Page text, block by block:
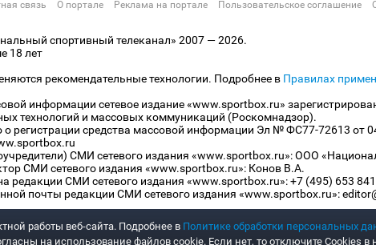
связь О портале Реклама на портале Пользовательское соглашение
спортивный телеканал» 2007 — 2026.
18 лет
рекомендательные технологии. Подробнее в Правилах
информации сетевое издание «www.sportbox.ru»
технологий и массовых коммуникаций (Роскомнадзор).
о регистрации средства массовой информации Эл № ФС77-72613 от
СМИ сетевого издания «www.sportbox.ru»: ООО
СМИ сетевого издания «www.sportbox.ru»: Конов В.А.
редакции СМИ сетевого издания «www.sportbox.ru»: +7 (495) 653
почты редакции СМИ сетевого издания «www.sportbox.ru»:
работы веб-сайта. Подробнее в Политике обработки персональных
на использование файлов cookie. Если нет, то отключите Cookies в